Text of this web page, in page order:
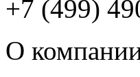
+7 (499)
О